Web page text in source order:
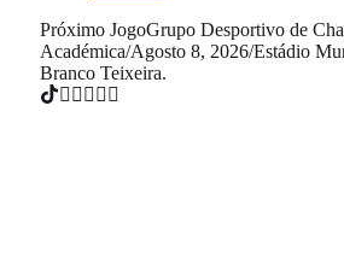
Próximo JogoGrupo Desportivo de
Académica/Agosto 8, 2026/Estádio
Branco Teixeira.